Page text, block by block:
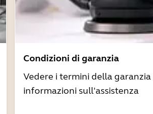
Condizioni di garanzia
Vedere i termini della garanzia
informazioni sull'assistenza